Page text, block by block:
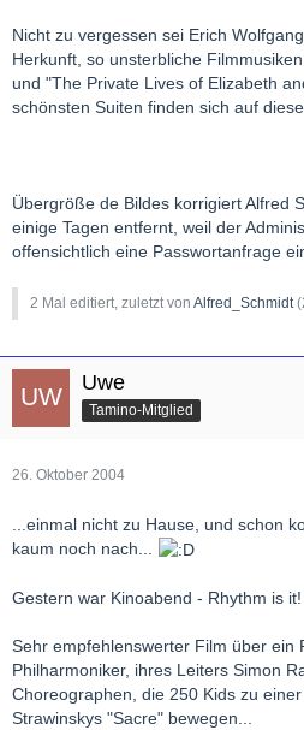
Nicht zu vergessen sei Erich
Herkunft, so unsterbliche
und "The Private Lives of Elizabeth
schönsten Suiten finden sich auf
Übergröße de Bildes korrigiert Alfred
einige Tagen entfernt, weil der
offensichtlich eine Passwortanfrage
2 Mal editiert, zuletzt von Alfred_Schmidt(
Uwe
Tamino-Mitglied
26. Oktober 2004
...einmal nicht zu Hause, und schon
kaum noch nach...
Gestern war Kinoabend - Rhythm is it!
Sehr empfehlenswerter Film über ein
Philharmoniker, ihres Leiters Simon
Choreographen, die 250 Kids zu
Strawinskys "Sacre" bewegen...